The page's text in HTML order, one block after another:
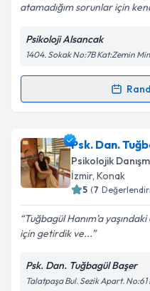
atamadığım sorunlar için
Psikoloji Alsancak
1404. Sokak No:7B Kat:Zemin
Randevu Takvimi
Klinik Psikolog
talebi oluşturun. Size
için bir takvim
bilgilendireceğiz.
E-posta Adresiniz
Kişisel verilerimin
Psk. Dan.
Psikolojik
İzmir, Konak
5 (7
Tuğbagül Hanım’a
için getirdik ve...
Psk. Dan. Tuğbagül Başer
Talatpaşa Bul. Sezik Apart.